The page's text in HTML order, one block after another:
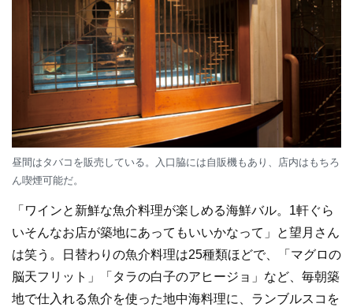
昼間はタバコを販売している。入口脇には自販機もあり、店内はもちろ
ん喫煙可能だ。
「ワインと新鮮な魚介料理が楽しめる海鮮バル。1軒ぐら
いそんなお店が築地にあってもいいかなって」と望月さん
は笑う。日替わりの魚介料理は25種類ほどで、「マグロの
脳天フリット」「タラの白子のアヒージョ」など、毎朝築
地で仕入れる魚介を使った地中海料理に、ランブルスコを